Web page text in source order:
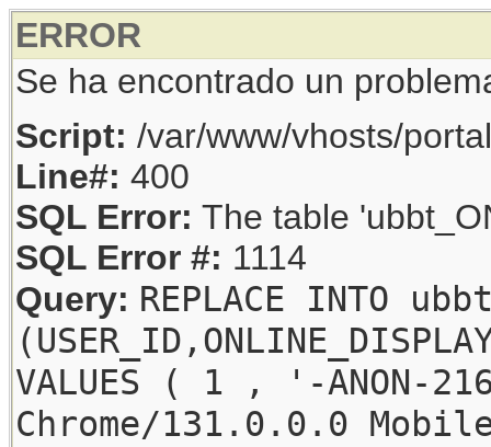
ERROR
Se ha encontrado un
Script: /var/www/vhosts/
Line#: 400
SQL Error: The table
SQL Error #: 1114
Query: REPLACE INTO
VALUES ( 1 , '-
Chrome/131.0.0.0